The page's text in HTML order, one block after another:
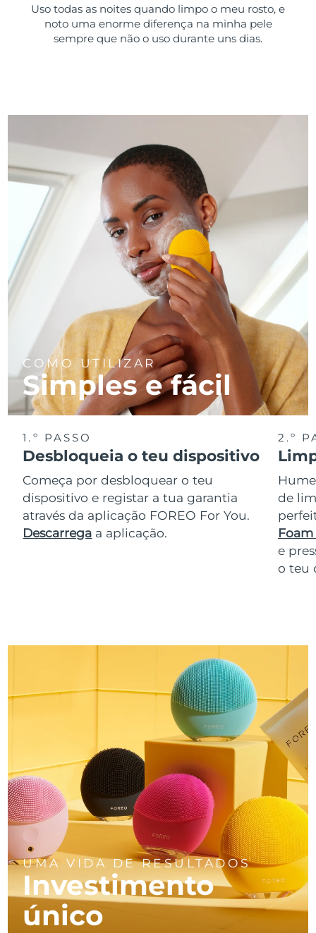
Uso todas as noites quando limpo o meu rosto, e
noto uma enorme diferença na minha pele
sempre que não o uso durante uns dias.
COMO UTILIZAR
Simples e fácil
1.º PASSO
Desbloqueia o teu dispositivo
Começa por desbloquear o teu
dispositivo e registar a tua garantia
através da aplicação FOREO For You.
Descarrega a aplicação.
2.º
de
Foam
e
o teu
UMA VIDA DE RESULTADOS
Investimento
único